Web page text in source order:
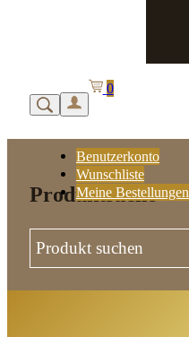
Benutzerkonto
Wunschliste
Meine Bestellungen
0
Produktsuche